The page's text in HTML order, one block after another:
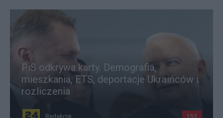
PiS odkrywa karty. Demografia,
mieszkania, ETS, deportacje Ukraińców i
rozliczenia
Redakcja 153